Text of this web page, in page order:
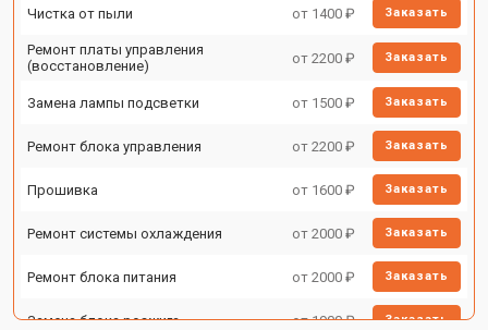
Чистка от пыли от 1400 ₽ Заказать
Ремонт платы управления
(восстановление)
от 2200 ₽ Заказать
Замена лампы подсветки от 1500 ₽ Заказать
Ремонт блока управления от 2200 ₽ Заказать
Прошивка от 1600 ₽ Заказать
Ремонт системы охлаждения от 2000 ₽ Заказать
Ремонт блока питания от 2000 ₽ Заказать
Замена блока розжига от 1900 ₽ Заказать